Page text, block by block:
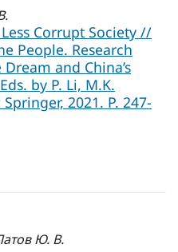
Corrupt Society //
People. Research
and China’s
by P. Li, M.K.
2021. P. 247-
Ю. В.